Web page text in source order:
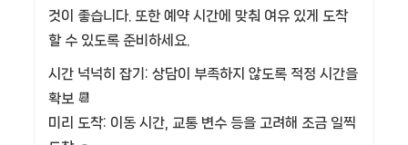
것이 좋습니다. 또한 예약 시간에 맞춰 여유 있게 도착
할 수 있도록 준비하세요.
시간 넉넉히 잡기: 상담이 부족하지 않도록 적정 시간을
확보 📆
미리 도착: 이동 시간, 교통 변수 등을 고려해 조금 일찍